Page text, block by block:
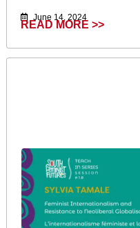
June 14, 2024
READ MORE >>